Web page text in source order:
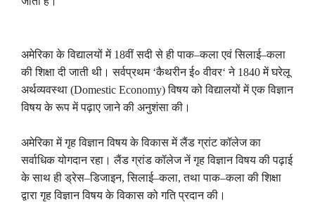
अमेरिका के विद्यालयों में 18वीं सदी से ही पाक–कला एवं सिलाई–कला
की शिक्षा दी जाती थी। सर्वप्रथम ‘कैथरीन ई० वीवर‘ने 1840में घरेलू
अर्थव्यवस्था (Domestic Economy)विषय को विद्यालयों में एक विज्ञान
विषय के रूप में पढ़ाए जाने की अनुशंसा की।
अमेरिका में गृह विज्ञान विषय के विकास में लैंड ग्रांट कॉलेज का
सर्वाधिक योगदान रहा। लैंड ग्रांड कॉलेज नें गृह विज्ञान विषय की पढ़ाई
के साथ ही ड्रेस–डिजाइन,सिलाई–कला,तथा पाक–कला की शिक्षा
द्वारा गृह विज्ञान विषय के विकास को गति प्रदान की।